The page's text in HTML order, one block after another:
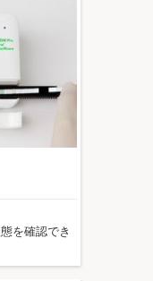
を確認でき